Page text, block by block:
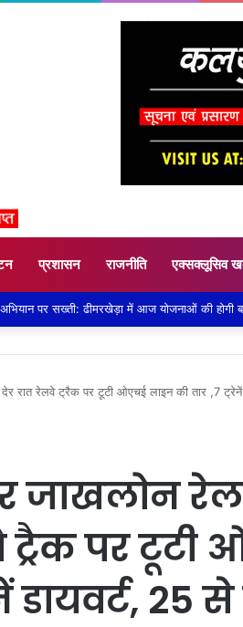
प्रशासन राजनीति एक्सक्लूसिव
रात रेलवे ट्रैक पर टूटी ओएचई लाइन की तार ,7
जाखलोन
ट्रैक पर टूटी
25 से